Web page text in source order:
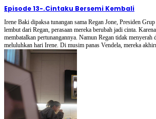
Episode 13-.Cintaku Bersemi Kembali
Irene Baki dipaksa tunangan sama Regan Jone, Presiden
lembut dari Regan, perasaan mereka berubah jadi cinta.
membatalkan pertunangannya. Namun Regan tidak menyerah
meluluhkan hari Irene. Di musim panas Vendela, mereka